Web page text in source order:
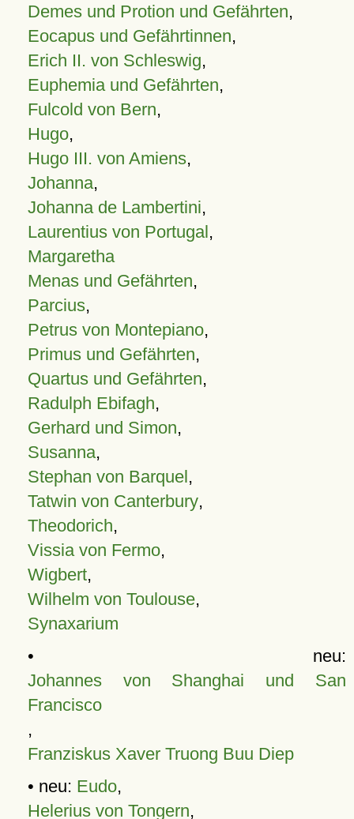
Demes und Protion und Gefährten,
Eocapus und Gefährtinnen,
Erich II. von Schleswig,
Euphemia und Gefährten,
Fulcold von Bern,
Hugo,
Hugo III. von Amiens,
Johanna,
Johanna de Lambertini,
Laurentius von Portugal,
Margaretha
Menas und Gefährten,
Parcius,
Petrus von Montepiano,
Primus und Gefährten,
Quartus und Gefährten,
Radulph Ebifagh,
Gerhard und Simon,
Susanna,
Stephan von Barquel,
Tatwin von Canterbury,
Theodorich,
Vissia von Fermo,
Wigbert,
Wilhelm von Toulouse,
Synaxarium
• neu:
Johannes von Shanghai und San
Francisco
,
Franziskus Xaver Truong Buu Diep
• neu: Eudo,
Helerius von Tongern,